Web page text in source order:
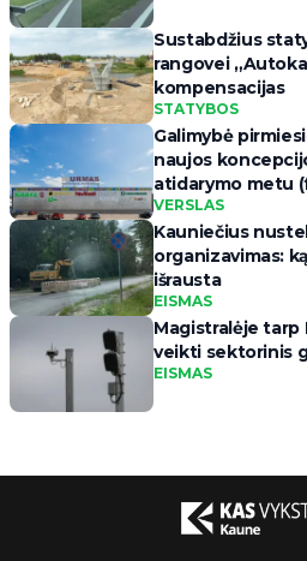
Sustabdžius
rangovei
kompensacijas
STATYBOS
Galimybė
naujos
atidarymo metu
VERSLAS
Kauniečius
organizavimas:
išrausta
EISMAS
Magistralėje tarp
veikti sektorinis
EISMAS